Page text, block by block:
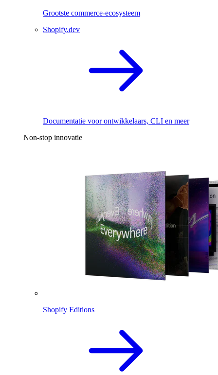
Grootste commerce-ecosysteem
Shopify.dev
Documentatie voor ontwikkelaars, CLI en meer
Non-stop innovatie
Shopify Editions